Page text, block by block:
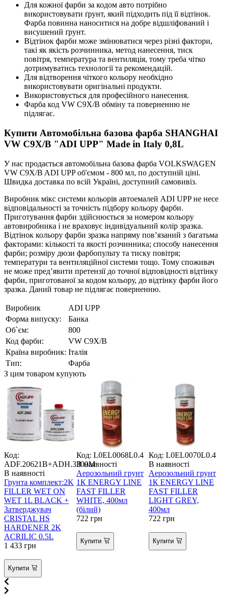
Для кожної фарби за кодом авто потрібно
використовувати ґрунт, який підходить під її відтінок.
Фарба повинна наноситися на добре відшліфований і
висушений ґрунт.
Відтінок фарби може змінюватися через різні фактори,
такі як якість розчинника, метод нанесення, тиск
повітря, температура та вентиляція, тому треба чітко
дотримуватись технології та рекомендацій.
Для відтворення чіткого кольору необхідно
використовувати оригінальні продукти.
Використовується для професійного нанесення.
Фарба код VW C9X/B обміну та поверненню не
підлягає.
Купити Автомобільна базова фарба SHANGHAI
VW C9X/B "ADI UPP" Made in Italy 0,8L
У нас продається автомобільна базова фарба VOLKSWAGEN
VW C9X/B ADI UPP об'ємом - 800 мл, по доступній ціні.
Швидка доставка по всій Україні, доступний самовивіз.
Виробник мікс системи кольорів автоемалей ADI UPP не несе
відповідальності за точність підбору кольору фарби.
Приготування фарби здійснюється за номером кольору
автовиробника і не враховує індивідуальний колір зразка.
Відтінок кольору фарби зразка напряму пов’язаний з багатьма
факторами: кількості та якості розчинника; способу нанесення
фарби; розміру дюзи фарбопульту та тиску повітря;
температури та вентиляційної системи тощо. Тому споживач
не може пред’явити претензії до точної відповідності відтінку
фарби, приготованої за кодом кольору, до відтінку фарби його
зразка. Даний товар не підлягає поверненню.
Виробник
ADI UPP
Форма випуску:
Банка
Об`єм:
800
Код фарби:
VW C9X/B
Країна виробник: Італія
Тип:
Фарба
З цим товаром купують
Код:
ADF.20621B+ADH.3300M
В наявності
Грунта комплект:2K
FILLER WET ON
WET 1L BLACK +
Затверджувач
CRISTAL HS
HARDENER 2K
ACRILIC 0.5L
1 433 грн
Купити
Код: L0EL0068L0.4
В наявності
Аерозольний грунт
1К ENERGY LINE
FAST FILLER
WHITE, 400мл
(білий)
722 грн
Купити
Код: L0EL0070L0.4
В наявності
Аерозольний грунт
1К ENERGY LINE
FAST FILLER
LIGHT GREY,
400мл
722 грн
Купити